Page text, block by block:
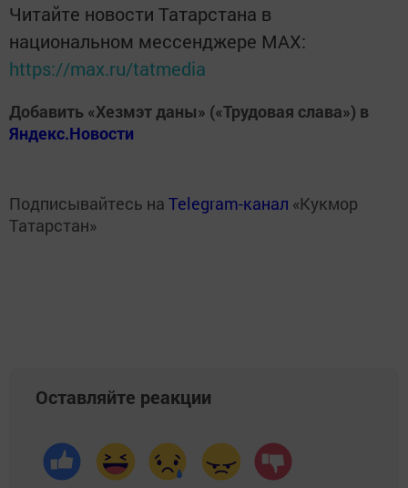
Читайте новости Татарстана в
национальном мессенджере MАХ:
https://max.ru/tatmedia
Добавить «Хезмэт даны» («Трудовая слава») в
Яндекс.Новости
Подписывайтесь на Telegram-канал «Кукмор
Татарстан»
Оставляйте реакции